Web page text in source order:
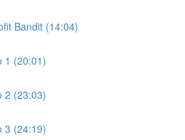
Bandit (14:04)
1 (20:01)
2 (23:03)
3 (24:19)